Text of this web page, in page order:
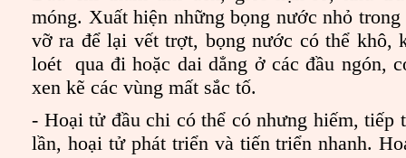
móng. Xuất hiện những bọng nước nhỏ
vỡ ra để lại vết trợt, bọng nước có thể khô,
loét qua đi hoặc dai dẳng ở các đầu ngón,
xen kẽ các vùng mất sắc tố.
- Hoại tử đầu chi có thể có nhưng hiếm, tiếp
lần, hoại tử phát triển và tiến triển nhanh.